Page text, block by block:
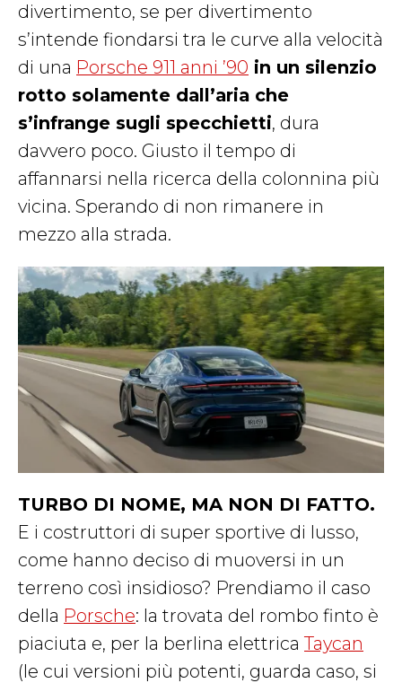
divertimento, se per divertimento
s’intende fiondarsi tra le curve alla velocità
di una Porsche 911 anni ’90 in un silenzio
rotto solamente dall’aria che
s’infrange sugli specchietti, dura
davvero poco. Giusto il tempo di
affannarsi nella ricerca della colonnina più
vicina. Sperando di non rimanere in
mezzo alla strada.
TURBO DI NOME, MA NON DI FATTO.
E i costruttori di super sportive di lusso,
come hanno deciso di muoversi in un
terreno così insidioso? Prendiamo il caso
della Porsche: la trovata del rombo finto è
piaciuta e, per la berlina elettrica Taycan
(le cui versioni più potenti, guarda caso, si